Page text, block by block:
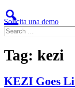
Solicita una demo
Tag: kezi
KEZI Goes